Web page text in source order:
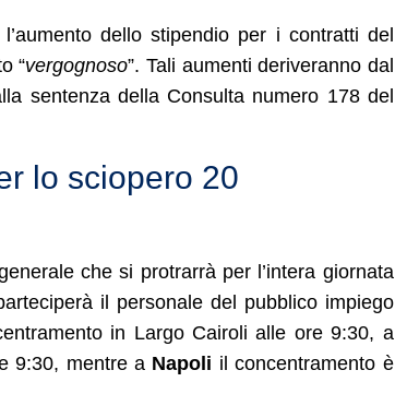
dello stipendio per i contratti del
“vergognoso”. Tali aumenti deriveranno dal
sentenza della Consulta numero 178 del
lo sciopero 20
che si protrarrà per l’intera giornata
il personale del pubblico impiego
in Largo Cairoli alle ore 9:30, a
9:30, mentre a Napoli il concentramento è